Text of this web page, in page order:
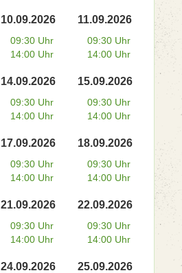
10.09.2026
09:30 Uhr
14:00 Uhr
11.09.2026
09:30 Uhr
14:00 Uhr
14.09.2026
09:30 Uhr
14:00 Uhr
15.09.2026
09:30 Uhr
14:00 Uhr
17.09.2026
09:30 Uhr
14:00 Uhr
18.09.2026
09:30 Uhr
14:00 Uhr
21.09.2026
09:30 Uhr
14:00 Uhr
22.09.2026
09:30 Uhr
14:00 Uhr
24.09.2026 25.09.2026